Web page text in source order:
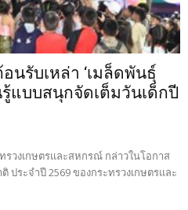
นรับเหล่า ‘เมล็ดพันธุ์
รู้แบบสนุกจัดเต็มวันเด็กปี
วงเกษตรและสหกรณ์ กล่าวในโอกาส
ประจำปี 2569 ของกระทรวงเกษตรและ